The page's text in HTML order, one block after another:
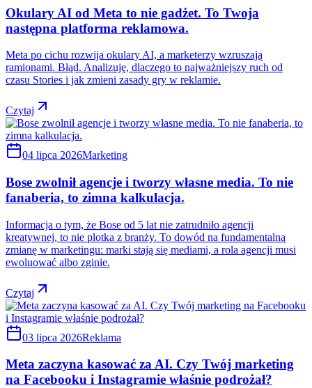
Okulary AI od Meta to nie gadżet. To Twoja
następna platforma reklamowa.
Meta po cichu rozwija okulary AI, a marketerzy wzruszają
ramionami. Błąd. Analizuję, dlaczego to najważniejszy ruch od
czasu Stories i jak zmieni zasady gry w reklamie.
Czytaj
04 lipca 2026Marketing
Bose zwolnił agencje i tworzy własne media. To nie
fanaberia, to zimna kalkulacja.
Informacja o tym, że Bose od 5 lat nie zatrudniło agencji
kreatywnej, to nie plotka z branży. To dowód na fundamentalną
zmianę w marketingu: marki stają się mediami, a rola agencji musi
ewoluować albo zginie.
Czytaj
03 lipca 2026Reklama
Meta zaczyna kasować za AI. Czy Twój marketing
na Facebooku i Instagramie właśnie podrożał?